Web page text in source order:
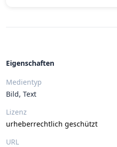
Eigenschaften
Medientyp
Bild, Text
Lizenz
urheberrechtlich geschützt
URL